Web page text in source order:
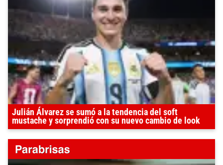
Julián Álvarez se sumó a la tendencia del soft
mustache y sorprendió con su nuevo cambio de look